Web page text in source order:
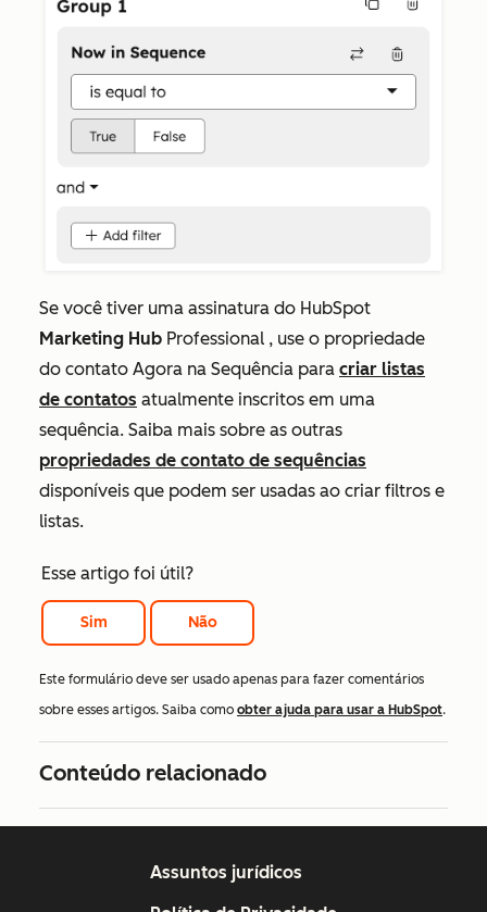
Se você tiver uma assinatura do HubSpot
Marketing Hub Professional , use o propriedade
do contato Agora na Sequência para criar listas
de contatos atualmente inscritos em uma
sequência. Saiba mais sobre as outras
propriedades de contato de sequências
disponíveis que podem ser usadas ao criar filtros e
listas.
Esse artigo foi útil?
Sim Não
Este formulário deve ser usado apenas para fazer comentários
sobre esses artigos. Saiba como obter ajuda para usar a HubSpot.
Conteúdo relacionado
Assuntos jurídicos